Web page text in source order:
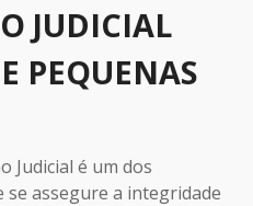
JUDICIAL
PEQUENAS
Judicial é um dos
assegure a integridade